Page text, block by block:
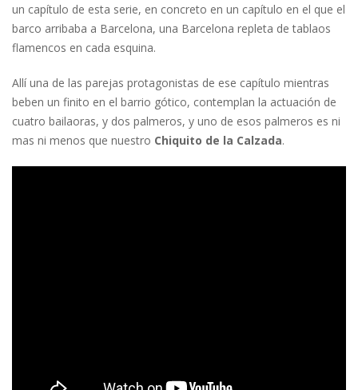
un capítulo de esta serie, en concreto en un capítulo en el que el
barco arribaba a Barcelona, una Barcelona repleta de tablaos
flamencos en cada esquina.
Allí una de las parejas protagonistas de ese capítulo mientras
beben un finito en el barrio gótico, contemplan la actuación de
cuatro bailaoras, y dos palmeros, y uno de esos palmeros es ni
mas ni menos que nuestro Chiquito de la Calzada.